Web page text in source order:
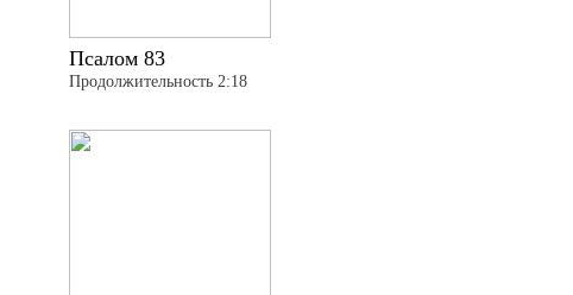
Псалом 83
Продолжительность 2:18